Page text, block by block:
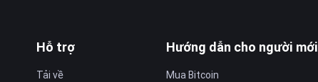
Hỗ trợ
Tải về
Hướng dẫn cho người mới
Mua Bitcoin